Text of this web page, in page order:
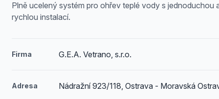
Plně ucelený systém pro ohřev teplé vody s jednoduchou
rychlou instalací.
Firma G.E.A. Vetrano, s.r.o.
Adresa Nádražní 923/118, Ostrava - Moravská